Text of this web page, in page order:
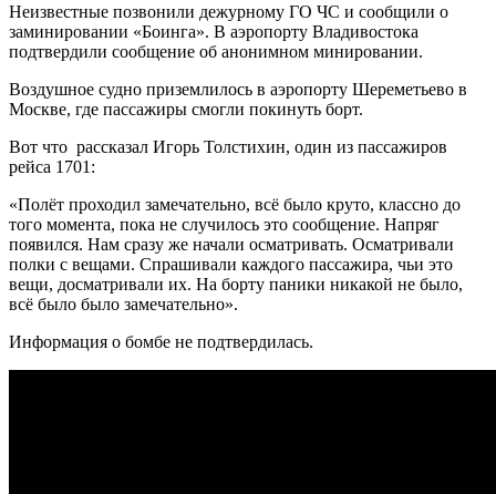
Неизвестные позвонили дежурному ГО ЧС и сообщили о
заминировании «Боинга». В аэропорту Владивостока
подтвердили сообщение об анонимном минировании.
Воздушное судно приземлилось в аэропорту Шереметьево в
Москве, где пассажиры смогли покинуть борт.
Вот что рассказал Игорь Толстихин, один из пассажиров
рейса 1701:
«Полёт проходил замечательно, всё было круто, классно до
того момента, пока не случилось это сообщение. Напряг
появился. Нам сразу же начали осматривать. Осматривали
полки с вещами. Спрашивали каждого пассажира, чьи это
вещи, досматривали их. На борту паники никакой не было,
всё было было замечательно».
Информация о бомбе не подтвердилась.